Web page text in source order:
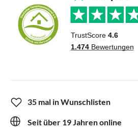
35 mal in Wunschlisten
Seit über 19 Jahren online